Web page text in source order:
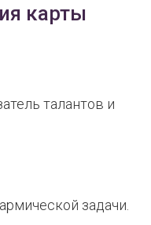
карты
талантов и
задачи.